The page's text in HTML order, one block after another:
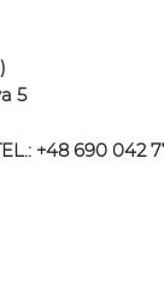
5
+48 690 042